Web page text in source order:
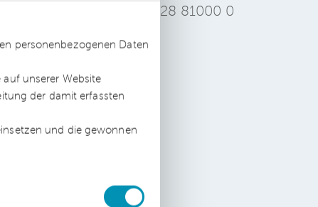
personenbezogenen Daten
unserer Website
der damit erfassten
und die gewonnen
+49 228 81000 0